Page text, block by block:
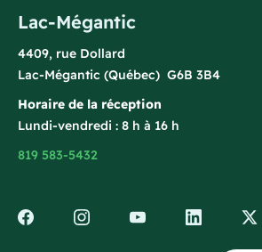
Lac-Mégantic
4409, rue Dollard
Lac-Mégantic (Québec) G6B 3B4
Horaire de la réception
Lundi-vendredi : 8 h à 16 h
819 583-5432